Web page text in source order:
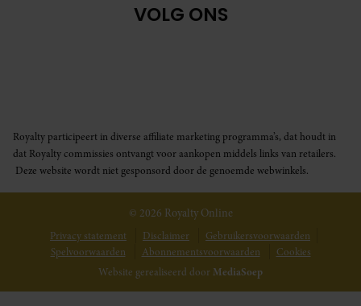
VOLG ONS
Royalty participeert in diverse affiliate marketing programma’s, dat houdt in
dat Royalty commissies ontvangt voor aankopen middels links van retailers.
Deze website wordt niet gesponsord door de genoemde webwinkels.
© 2026 Royalty Online
Privacy statement Disclaimer
Gebruikersvoorwaarden
Spelvoorwaarden
Abonnementsvoorwaarden
Cookies
Website gerealiseerd door MediaSoep